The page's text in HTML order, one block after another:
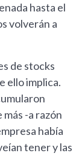
hasta el
volverán a
de stocks
ello implica.
-a razón
había
tener y las